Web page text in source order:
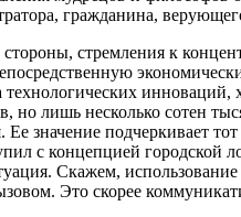
гражданина,
стремления к
лишь несколько сотен
значение подчеркивает
с концепцией городской
Скажем,
Это скорее